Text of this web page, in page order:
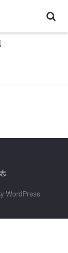
WordPress